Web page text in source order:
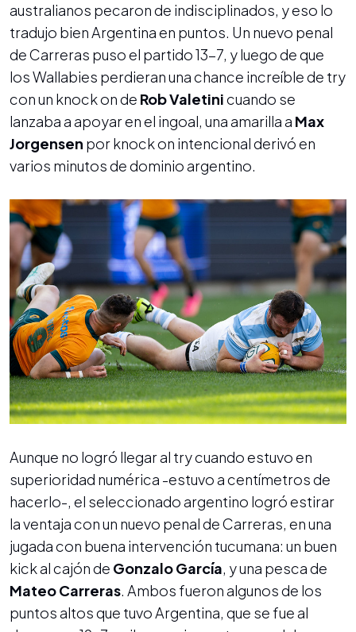
australianos pecaron de indisciplinados, y eso lo
tradujo bien Argentina en puntos. Un nuevo penal
de Carreras puso el partido 13-7, y luego de que
los Wallabies perdieran una chance increíble de try
con un knock on de Rob Valetinicuando se
lanzaba a apoyar en el ingoal, una amarilla a Max
Jorgensen por knock on intencional derivó en
varios minutos de dominio argentino.
Aunque no logró llegar al try cuando estuvo en
superioridad numérica -estuvo a centímetros de
hacerlo-, el seleccionado argentino logró estirar
la ventaja con un nuevo penal de Carreras, en una
jugada con buena intervención tucumana: un buen
kick al cajón de Gonzalo García, y una pesca de
Mateo Carreras. Ambos fueron algunos de los
puntos altos que tuvo Argentina, que se fue al